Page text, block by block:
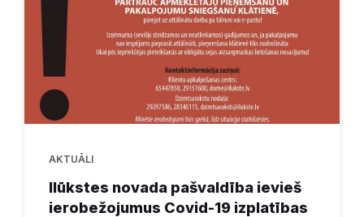
AKTUĀLI
Ilūkstes novada pašvaldība ievieš
ierobežojumus Covid-19 izplatības